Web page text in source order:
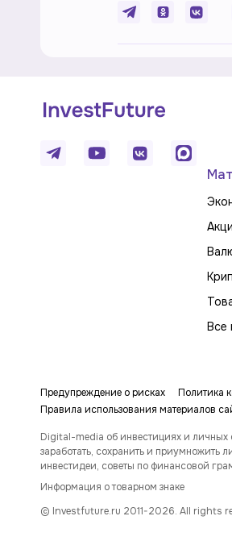
Все
Предупреждение о рисках Политика
Правила использования материалов
Digital-media об инвестициях и личных
заработать, сохранить и приумножить
инвестидеи, советы по финансовой
Информация о товарном знаке
© Investfuture.ru 2011-2026. All rights